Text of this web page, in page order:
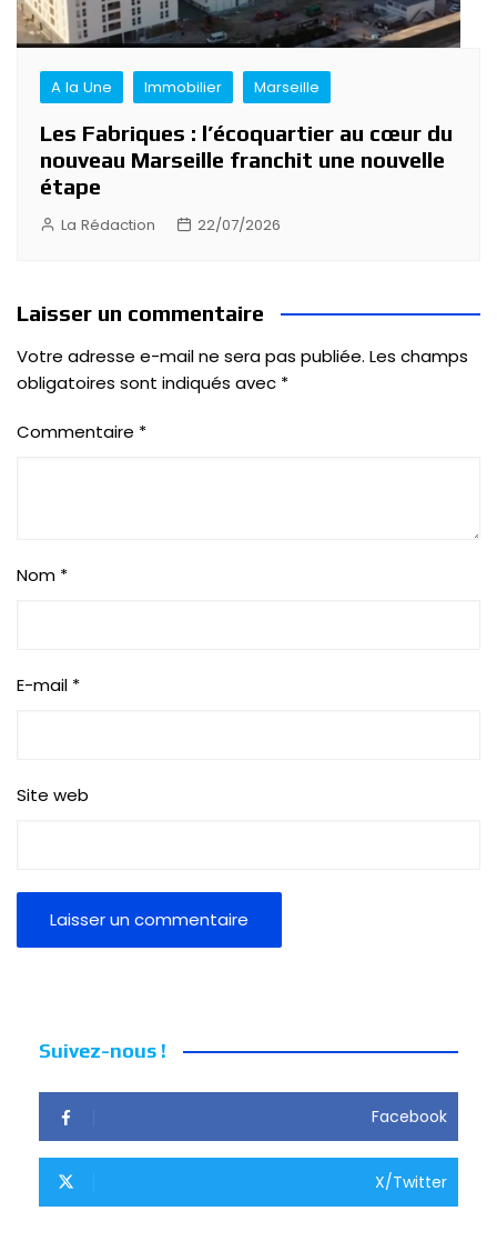
A la Une Immobilier Marseille
Les Fabriques : l’écoquartier au cœur du
nouveau Marseille franchit une nouvelle
étape
La Rédaction 22/07/2026
Laisser un commentaire
Votre adresse e-mail ne sera pas publiée. Les champs
obligatoires sont indiqués avec *
Commentaire *
Nom *
E-mail *
Site web
Suivez-nous !
Facebook
X/Twitter